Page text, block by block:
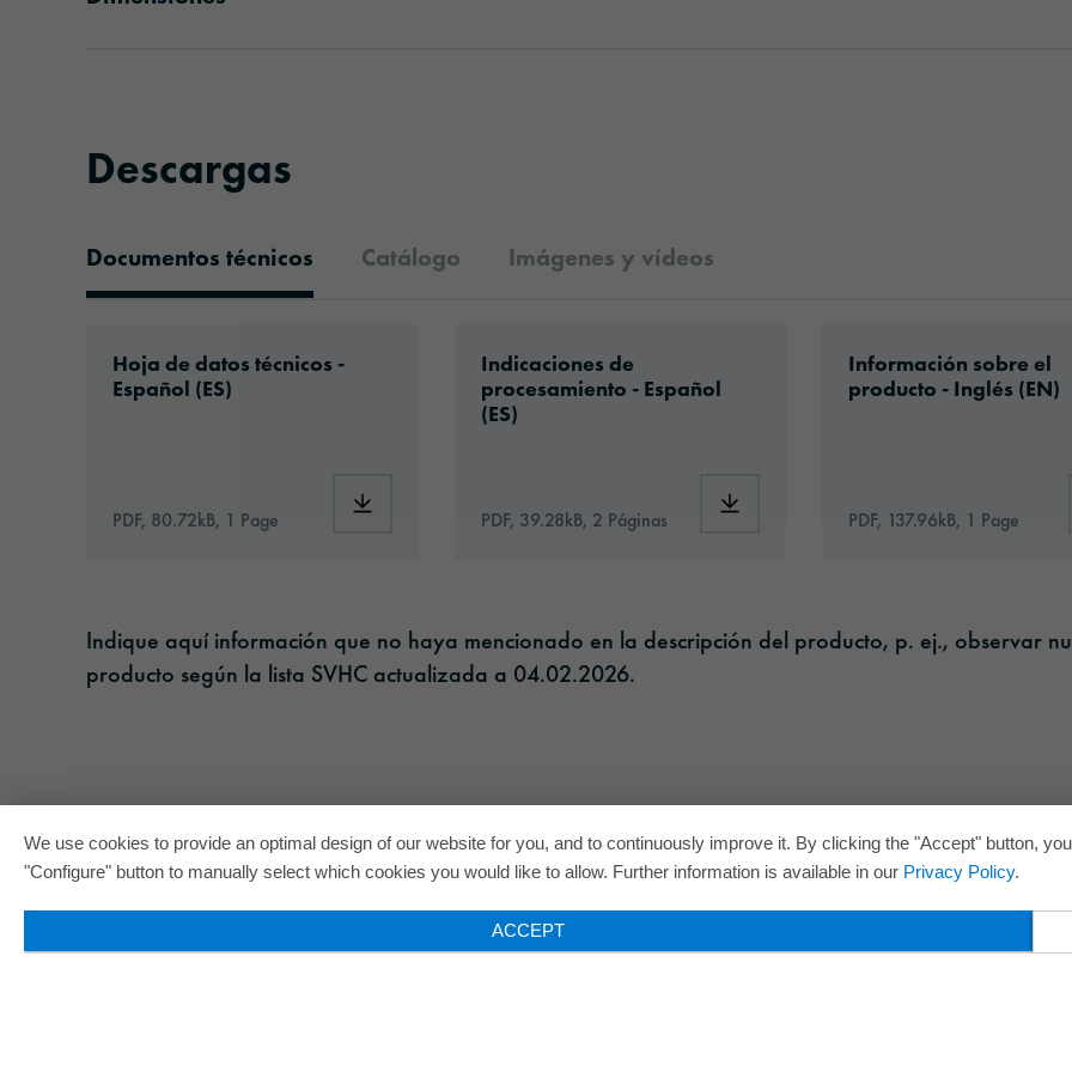
Descargas
Documentos técnicos Catálogo Imágenes y vídeos
Hoja de datos técnicos -
Español (ES)
PDF, 80.72kB, 1 Page Download: orabond-1836-id1043-technical-data-sheet-europe-es.pdf
Indicaciones de
procesamiento - Español
(ES)
PDF, 39.28kB, 2 Páginas Download:
Información sobre el
producto - Inglés (EN)
PDF, 137.96kB, 1 Page
Indique aquí información que no haya mencionado en la descripción del producto, p. ej., observar
producto según la lista SVHC actualizada a 04.02.2026.​
We use cookies to provide an optimal design of our website for you, and to continuously improve it. By clicking the "Accept" button,
"Configure" button to manually select which cookies you would like to allow. Further information is available in our Privacy Policy.
ACCEPT